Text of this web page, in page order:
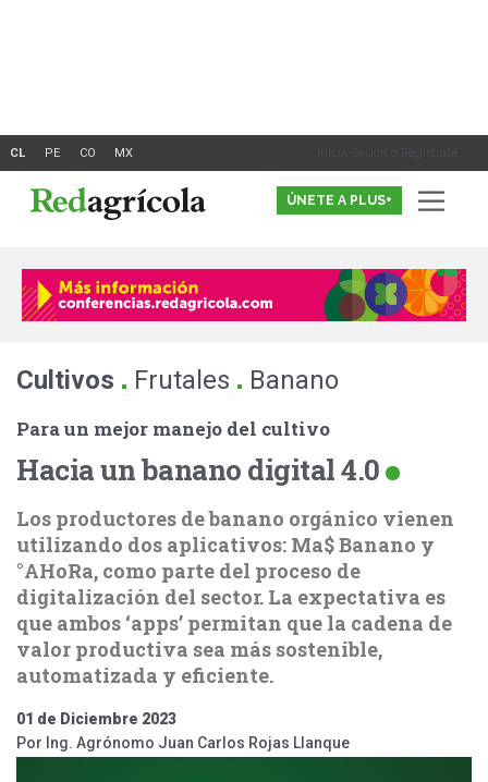
Inicia Sesión o Registrate
ÚNETE A PLUS+
Cultivos . Frutales . Banano
Para un mejor manejo del cultivo
Hacia un banano digital 4.0
Los productores de banano orgánico vienen
utilizando dos aplicativos: Ma$ Banano y
°AHoRa, como parte del proceso de
digitalización del sector. La expectativa es
que ambos ‘apps’ permitan que la cadena de
valor productiva sea más sostenible,
automatizada y eficiente.
01 de Diciembre 2023
Por Ing. Agrónomo Juan Carlos Rojas Llanque